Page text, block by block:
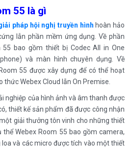
55 là gì
pháp hội nghị truyền hình hoàn hảo
lẫn phần mềm ứng dụng. Về phần
55 bao gồm thiết bị Codec All in One
và màn hình chuyên dụng. Về
55 được xây dựng để có thể hoạt
Webex Cloud lẫn On Premise.
nghiệp của hình ảnh và âm thanh được
thiết kế sản phẩm đã được công nhận
giải thưởng tôn vinh cho những thiết
thể Webex Room 55 bao gồm camera,
loa và các micro được tích vào một thiết